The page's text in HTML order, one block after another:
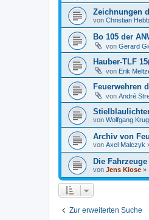
Zeichnungen
von Christian
Bo 105 der
von Gerard
Hauber-TLF
von Erik
Feuerwehren
von André
von Wolfgang
Archiv von
von Axel Malczyk
Die
von Jens Klose »
Zur erweiterten Suche